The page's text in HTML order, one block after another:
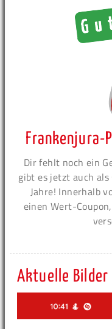
Frankenjura-
Dir fehlt noch ein
gibt es jetzt auch
Jahre! Innerhalb
einen Wert-
Aktuelle Bilder